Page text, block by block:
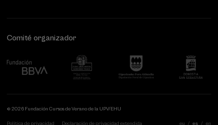
Comité organizador
© 2026 Fundación Cursos de Verano de la UPV/EHU
Política de privacidad Declaración de privacidad extendida eu es en